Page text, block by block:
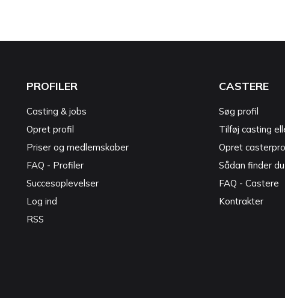
PROFILER
Casting & jobs
Opret profil
Priser og medlemskaber
FAQ - Profiler
Succesoplevelser
Log ind
RSS
CASTERE
Søg profil
Tilføj casting
Opret
Sådan finder
FAQ - Castere
Kontrakter